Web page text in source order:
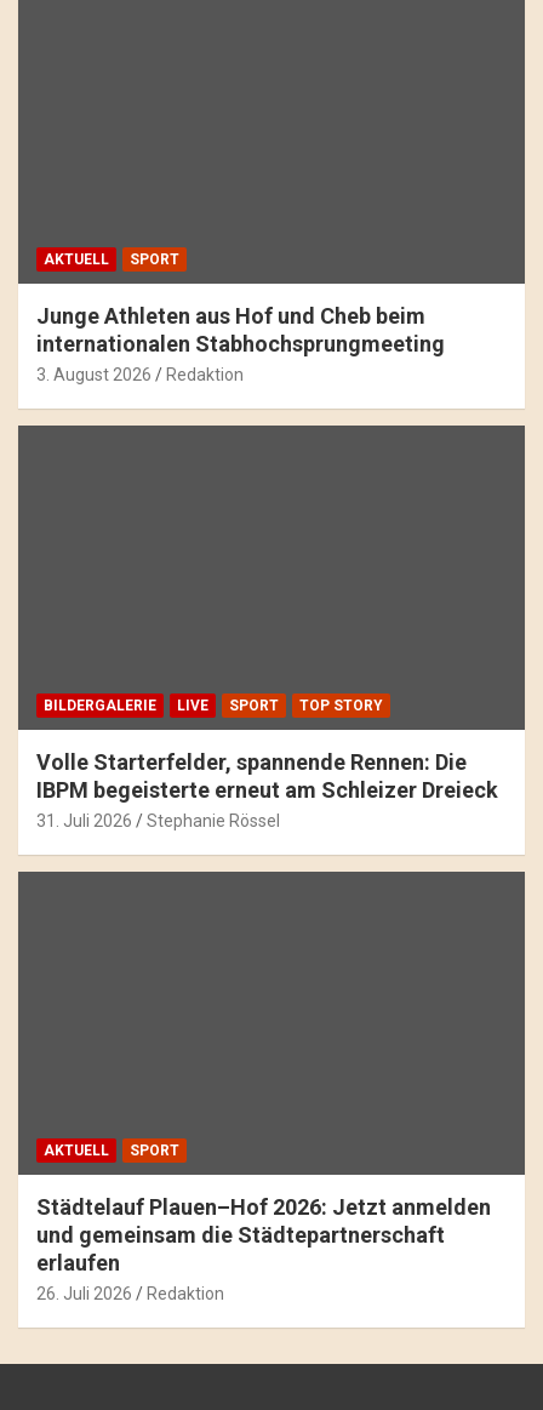
AKTUELL SPORT
Junge Athleten aus Hof und Cheb beim
internationalen Stabhochsprungmeeting
3. August 2026 Redaktion
BILDERGALERIE LIVE SPORT TOP STORY
Volle Starterfelder, spannende Rennen: Die
IBPM begeisterte erneut am Schleizer Dreieck
31. Juli 2026 Stephanie Rössel
AKTUELL SPORT
Städtelauf Plauen–Hof 2026: Jetzt anmelden
und gemeinsam die Städtepartnerschaft
erlaufen
26. Juli 2026 Redaktion